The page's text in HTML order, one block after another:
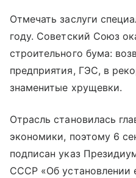
Отмечать заслуги
году. Советский Союз
строительного бума:
предприятия, ГЭС, в
знаменитые хрущевки.
Отрасль становилась
экономики, поэтому 6
подписан указ
СССР «Об установлении